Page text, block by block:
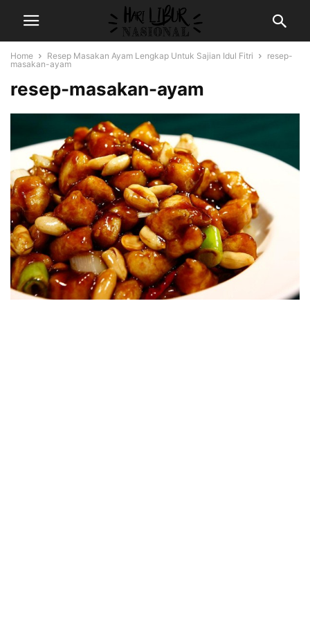
Home Resep Masakan Ayam Lengkap Untuk Sajian Idul Fitri
resep-
masakan-ayam
resep-masakan-ayam